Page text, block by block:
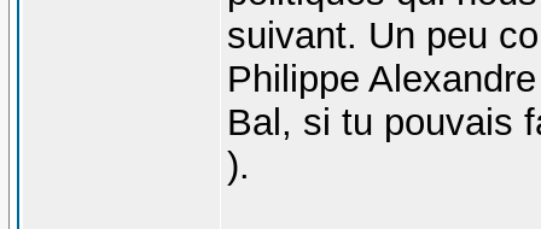
suivant. Un peu
Philippe
Bal, si tu pouvais
).